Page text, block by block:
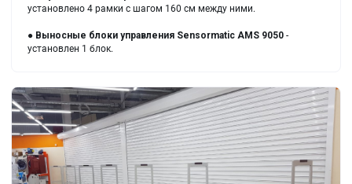
установлено 4 рамки с шагом 160 см между ними.
● Выносные блоки управления Sensormatic AMS 9050 -
установлен 1 блок.